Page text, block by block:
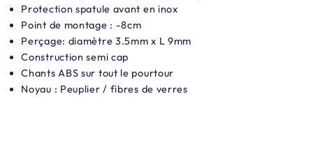
Protection spatule avant en inox
Point de montage : -8cm
Perçage: diamètre 3.5mm x L 9mm
Construction semi cap
Chants ABS sur tout le pourtour
Noyau : Peuplier / fibres de verres